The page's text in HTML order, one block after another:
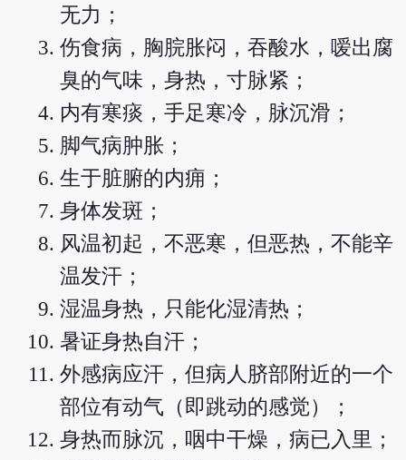
无力；
伤食病，胸脘胀闷，吞酸水，嗳出腐
臭的气味，身热，寸脉紧；
内有寒痰，手足寒冷，脉沉滑；
脚气病肿胀；
生于脏腑的内痈；
身体发斑；
风温初起，不恶寒，但恶热，不能辛
温发汗；
湿温身热，只能化湿清热；
暑证身热自汗；
外感病应汗，但病人脐部附近的一个
部位有动气（即跳动的感觉）；
身热而脉沉，咽中干燥，病已入里；